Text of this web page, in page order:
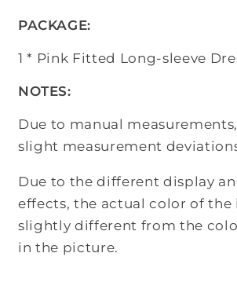
PACKAGE:
1 * Pink Fitted Long-sleeve
NOTES:
Due to manual
slight measurement
Due to the different display
effects, the actual color of the
slightly different from the
in the picture.